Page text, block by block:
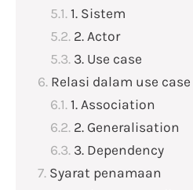
1. Sistem
2. Actor
3. Use case
Relasi dalam use
1. Association
2. Generalisation
3. Dependency
Syarat penamaan